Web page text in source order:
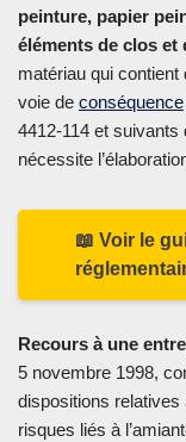
peinture, papier
éléments de clos et
matériau qui contient
voie de conséquence
4412-114 et suivants
nécessite
📖 Voir le
Recours à une
5 novembre 1998,
dispositions relatives
risques liés à